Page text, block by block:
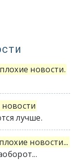
плохие новости.
лучше.
плохие новости...